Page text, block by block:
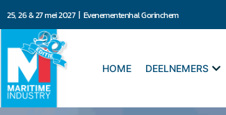
25, 26 & 27 mei 2027 | Evenementenhal Gorinchem
HOME DEELNEMERS